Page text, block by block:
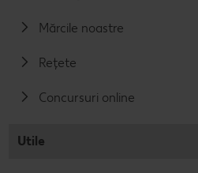
Mărcile noastre
Rețete
Concursuri online
Utile